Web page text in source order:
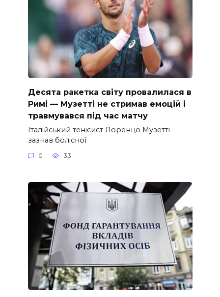
Десята ракетка світу провалилася в
Римі — Музетті не стримав емоцій і
травмувався під час матчу
Італійський тенісист Лоренцо Музетті
зазнав болісної
0 33